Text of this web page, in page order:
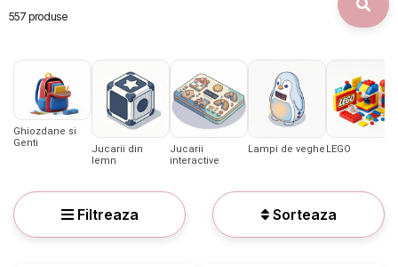
Branduri
CARUCIOARE COPII
557 produse
Ghiozdane si
Genti
Jucarii din
lemn
Jucarii
interactive
Lampi de veghe LEGO
Filtreaza Sorteaza